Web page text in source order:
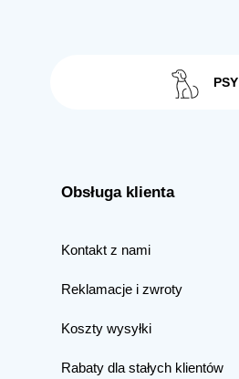
PSY
Obsługa klienta
Kontakt z nami
Reklamacje i zwroty
Koszty wysyłki
Rabaty dla stałych klientów